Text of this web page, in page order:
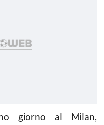
giorno al Milan,